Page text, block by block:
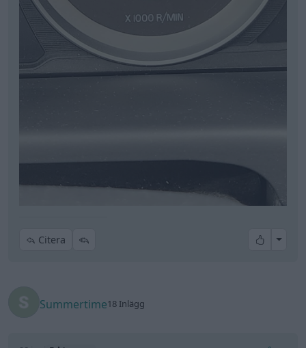
Citera All
Summertime18 Inlägg